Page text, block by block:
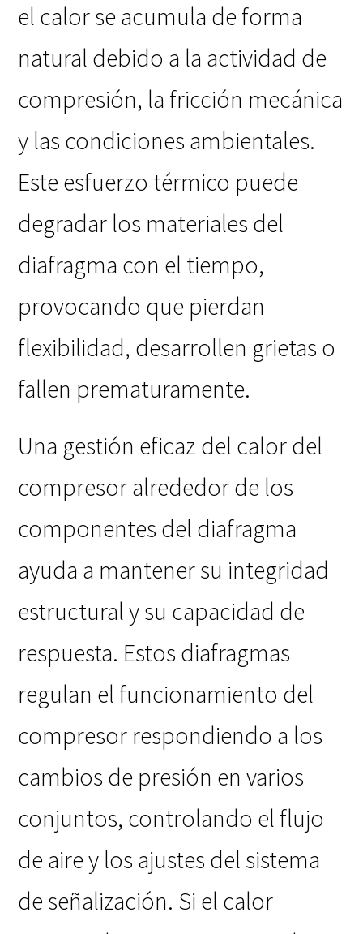
el calor se acumula de forma
natural debido a la actividad de
compresión, la fricción mecánica
y las condiciones ambientales.
Este esfuerzo térmico puede
degradar los materiales del
diafragma con el tiempo,
provocando que pierdan
flexibilidad, desarrollen grietas o
fallen prematuramente.
Una gestión eficaz del calor del
compresor alrededor de los
componentes del diafragma
ayuda a mantener su integridad
estructural y su capacidad de
respuesta. Estos diafragmas
regulan el funcionamiento del
compresor respondiendo a los
cambios de presión en varios
conjuntos, controlando el flujo
de aire y los ajustes del sistema
de señalización. Si el calor